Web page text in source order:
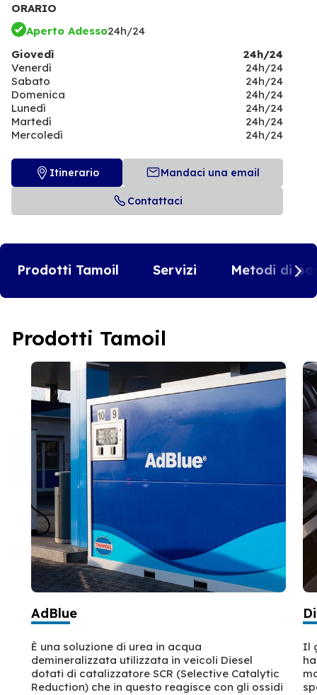
ORARIO
Aperto Adesso24h/24
Giovedì
24h/24
Venerdì
24h/24
Sabato
24h/24
Domenica
24h/24
Lunedì
24h/24
Martedì
24h/24
Mercoledì
24h/24
Itinerario Mandaci una email
Contattaci
Prodotti Tamoil Servizi Metodi di
Prodotti Tamoil
AdBlue
È una soluzione di urea in acqua
demineralizzata utilizzata in veicoli Diesel
dotati di catalizzatore SCR (Selective Catalytic
Reduction) che in questo reagisce con gli ossidi
Il